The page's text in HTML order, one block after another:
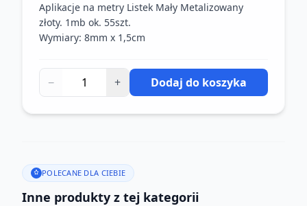
Aplikacje na metry Listek Mały Metalizowany
złoty. 1mb ok. 55szt.
Wymiary: 8mm x 1,5cm
− + Dodaj do koszyka
POLECANE DLA CIEBIE
Inne produkty z tej kategorii